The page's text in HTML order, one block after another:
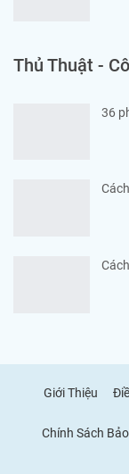
Thủ Thuật -
36
Giới Thiệu
Chính Sách